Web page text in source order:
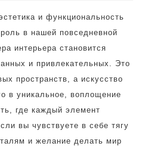
и функциональность
в нашей повседневной
интерьера становится
и привлекательных. Это
пространств, а искусство
в уникальное, воплощение
где каждый элемент
вы чувствуете в себе тягу
и желание делать мир